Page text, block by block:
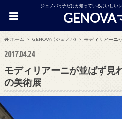
ジェノバっ子だけが知っているおいしい
GENOVA
ホーム GENOVA (ジェノバ) モディリアーニ
2017.04.24
モディリアーニが並ばず見
の美術展